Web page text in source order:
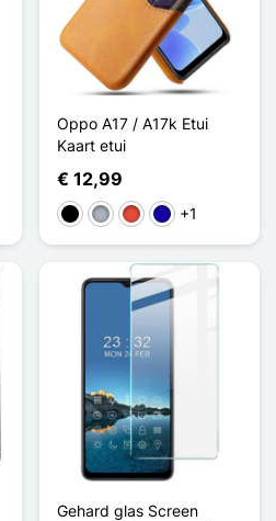
Oppo A17 / A17k Etui
Kaart etui
€ 12,99
ZwartGrijsRoodDonkerblauw
+1
Gehard glas Screen